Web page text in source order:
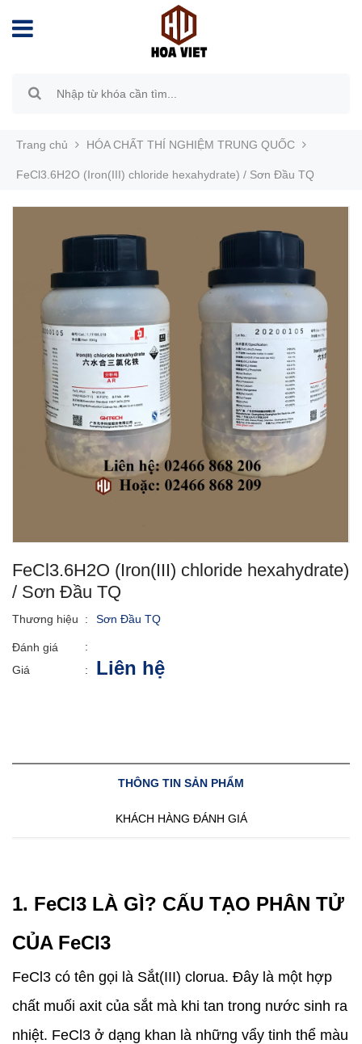
Trang chủ HÓA CHẤT THÍ NGHIỆM TRUNG QUỐC
FeCl3.6H2O (Iron(III) chloride hexahydrate) / Sơn Đầu TQ
FeCl3.6H2O (Iron(III) chloride hexahydrate)
/ Sơn Đầu TQ
Thương hiệu : Sơn Đầu TQ
Đánh giá
:
Giá
: Liên hệ
THÔNG TIN SẢN PHẨM
KHÁCH HÀNG ĐÁNH GIÁ
1. FeCl3 LÀ GÌ? CẤU TẠO PHÂN TỬ
CỦA FeCl3
FeCl3 có tên gọi là Sắt(III) clorua. Đây là một hợp
chất muối axit của sắt mà khi tan trong nước sinh ra
nhiệt. FeCl3 ở dạng khan là những vẩy tinh thể màu